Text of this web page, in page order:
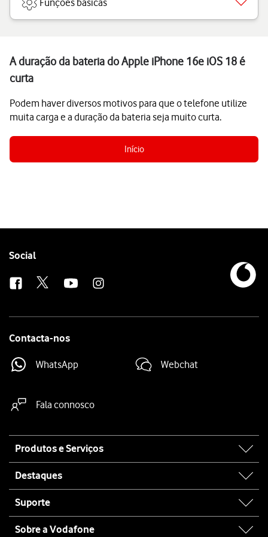
Funções básicas
A duração da bateria do Apple iPhone 16e iOS 18 é
curta
Podem haver diversos motivos para que o telefone utilize
muita carga e a duração da bateria seja muito curta.
Início
Follow
Social
Contacta-nos
WhatsApp Webchat
Fala connosco
map
Produtos e Serviços
Destaques
Suporte
Sobre a Vodafone